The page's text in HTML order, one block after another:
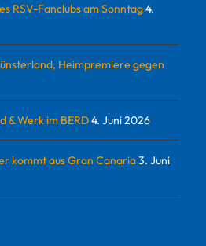
RSV-Fanclubs am Sonntag4.
Heimpremiere gegen
& Werk im BERD4. Juni 2026
kommt aus Gran Canaria3. Juni